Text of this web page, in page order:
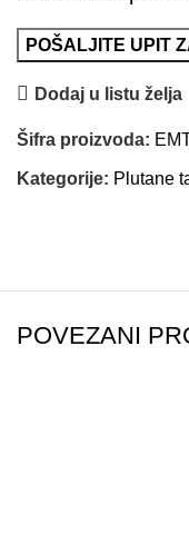
POŠALJITE UPIT
Dodaj u listu želja
Šifra proizvoda:
Kategorije: Plutane
POVEZANI